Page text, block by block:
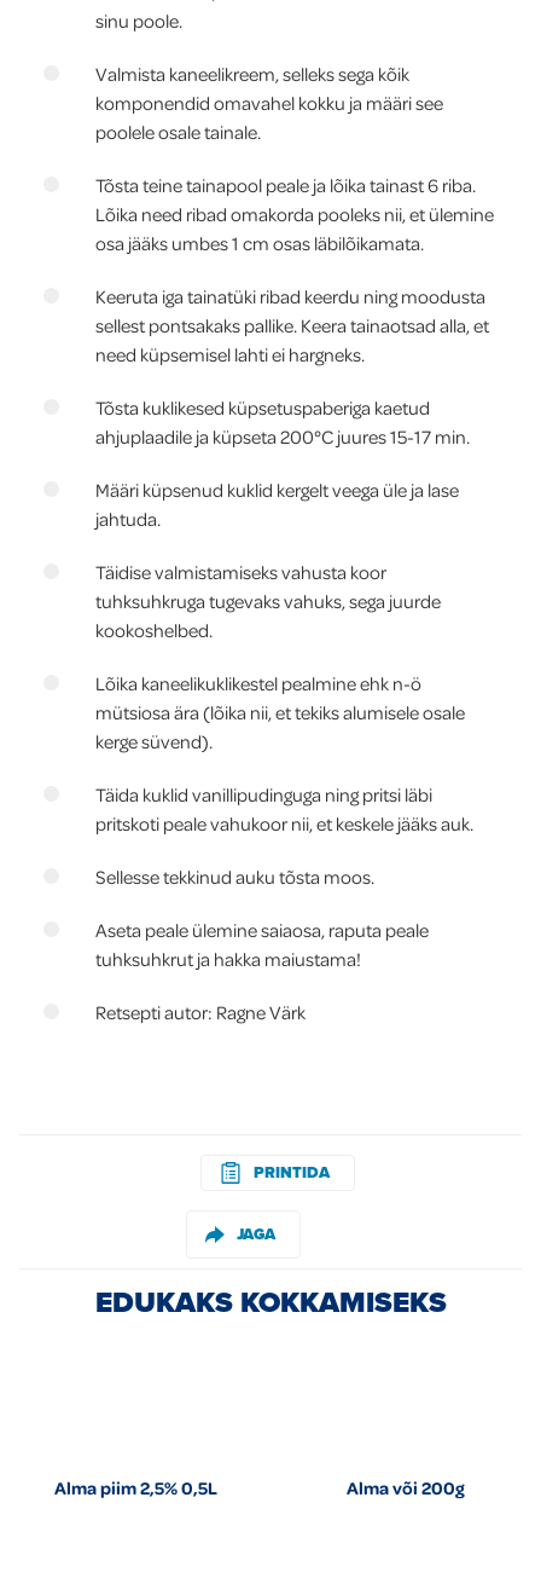
sinu poole.
Valmista kaneelikreem, selleks sega kõik
komponendid omavahel kokku ja määri see
poolele osale tainale.
Tõsta teine tainapool peale ja lõika tainast 6 riba.
Lõika need ribad omakorda pooleks nii, et ülemine
osa jääks umbes 1 cm osas läbilõikamata.
Keeruta iga tainatüki ribad keerdu ning moodusta
sellest pontsakaks pallike. Keera tainaotsad alla, et
need küpsemisel lahti ei hargneks.
Tõsta kuklikesed küpsetuspaberiga kaetud
ahjuplaadile ja küpseta 200°C juures 15-17 min.
Määri küpsenud kuklid kergelt veega üle ja lase
jahtuda.
Täidise valmistamiseks vahusta koor
tuhksuhkruga tugevaks vahuks, sega juurde
kookoshelbed.
Lõika kaneelikuklikestel pealmine ehk n-ö
mütsiosa ära (lõika nii, et tekiks alumisele osale
kerge süvend).
Täida kuklid vanillipudinguga ning pritsi läbi
pritskoti peale vahukoor nii, et keskele jääks auk.
Sellesse tekkinud auku tõsta moos.
Aseta peale ülemine saiaosa, raputa peale
tuhksuhkrut ja hakka maiustama!
Retsepti autor: Ragne Värk
PRINTIDA
JAGA
EDUKAKS KOKKAMISEKS
Alma piim 2,5% 0,5L Alma või 200g